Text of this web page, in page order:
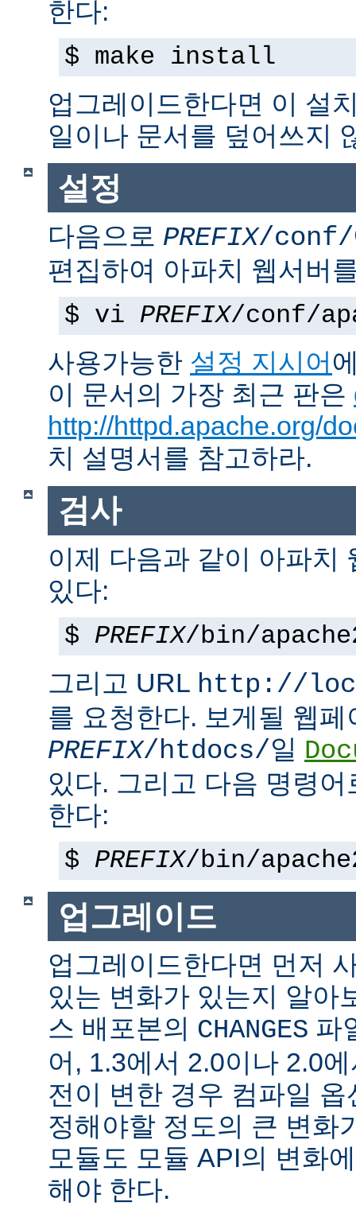
한다:
$ make install
업그레이드한다면 이 설
일이나 문서를 덮어쓰지
설정
다음으로 PREFIX/conf/
편집하여 아파치 웹서버
$ vi PREFIX/conf/
사용가능한 설정 지시어
이 문서의 가장 최근 판은
http://httpd.apache.org/
치 설명서를 참고하라.
검사
이제 다음과 같이 아파치
있다:
$ PREFIX/bin/
그리고 URL http://
를 요청한다. 보게될 웹
PREFIX/htdocs/일
있다. 그리고 다음 명령
한다:
$ PREFIX/bin/
업그레이드
업그레이드한다면 먼저
있는 변화가 있는지 알아
스 배포본의 CHANGES 파
어, 1.3에서 2.0이나 2.0
전이 변한 경우 컴파일
정해야할 정도의 큰 변화
모듈도 모듈 API의 변화
해야 한다.